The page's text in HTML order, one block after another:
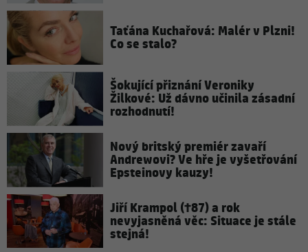
Taťána Kuchařová: Malér v Plzni!
Co se stalo?
Šokující přiznání Veroniky
Žilkové: Už dávno učinila zásadní
rozhodnutí!
Nový britský premiér zavaří
Andrewovi? Ve hře je vyšetřování
Epsteinovy kauzy!
Jiří Krampol (†87) a rok
nevyjasněná věc: Situace je stále
stejná!